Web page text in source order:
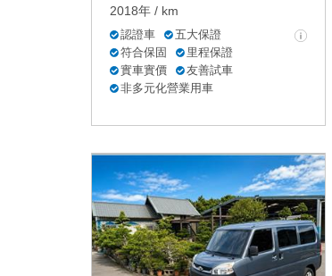
2018年 / km
認證車
五大保證
符合保固
里程保證
實車實價
友善試車
非多元化營業用車